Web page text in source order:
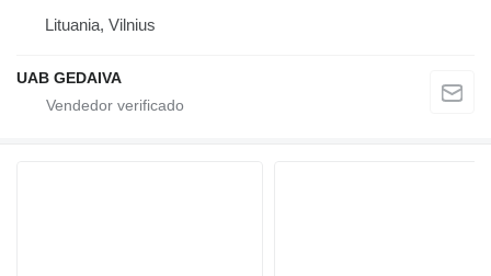
Lituania, Vilnius
UAB GEDAIVA